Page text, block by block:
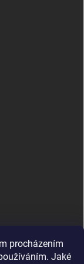
procházením
Jaké